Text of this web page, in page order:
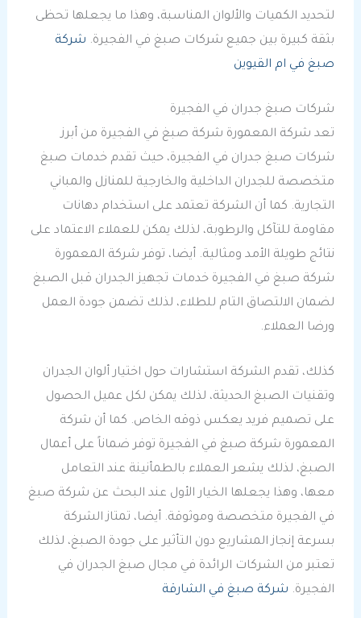
لتحديد الكميات والألوان المناسبة، وهذا ما يجعلها تحظى
بثقة كبيرة بين جميع شركات صبغ في الفجيرة. شركة
صبغ في ام القيوين
شركات صبغ جدران في الفجيرة
تعد شركة المعمورة شركة صبغ في الفجيرة من أبرز
شركات صبغ جدران في الفجيرة، حيث تقدم خدمات صبغ
متخصصة للجدران الداخلية والخارجية للمنازل والمباني
التجارية. كما أن الشركة تعتمد على استخدام دهانات
مقاومة للتآكل والرطوبة، لذلك يمكن للعملاء الاعتماد على
نتائج طويلة الأمد ومثالية. أيضا، توفر شركة المعمورة
شركة صبغ في الفجيرة خدمات تجهيز الجدران قبل الصبغ
لضمان الالتصاق التام للطلاء، لذلك تضمن جودة العمل
ورضا العملاء.
كذلك، تقدم الشركة استشارات حول اختيار ألوان الجدران
وتقنيات الصبغ الحديثة، لذلك يمكن لكل عميل الحصول
على تصميم فريد يعكس ذوقه الخاص. كما أن شركة
المعمورة شركة صبغ في الفجيرة توفر ضماناً على أعمال
الصبغ، لذلك يشعر العملاء بالطمأنينة عند التعامل
معها، وهذا يجعلها الخيار الأول عند البحث عن شركة صبغ
في الفجيرة متخصصة وموثوقة. أيضا، تمتاز الشركة
بسرعة إنجاز المشاريع دون التأثير على جودة الصبغ، لذلك
تعتبر من الشركات الرائدة في مجال صبغ الجدران في
الفجيرة. شركة صبغ في الشارقة